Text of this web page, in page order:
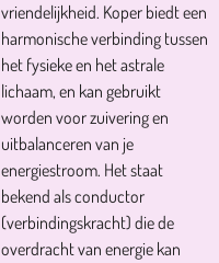
vriendelijkheid. Koper biedt een
harmonische verbinding tussen
het fysieke en het astrale
lichaam, en kan gebruikt
worden voor zuivering en
uitbalanceren van je
energiestroom. Het staat
bekend als conductor
(verbindingskracht) die de
overdracht van energie kan